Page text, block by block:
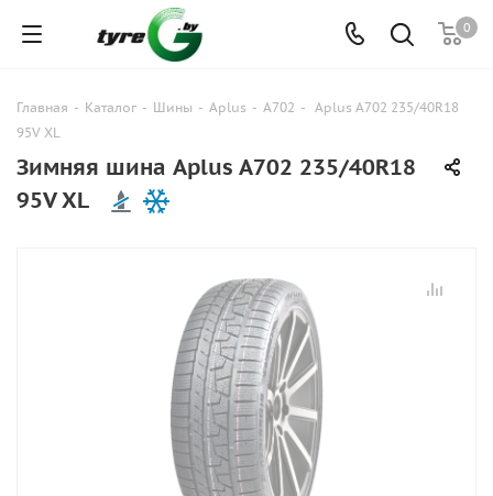
0
Главная - Каталог - Шины - Aplus - A702 - Aplus A702 235/40R18
95V XL
Зимняя шина Aplus A702 235/40R18
95V XL